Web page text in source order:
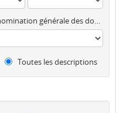
Dénomination générale des documents
Toutes les descriptions